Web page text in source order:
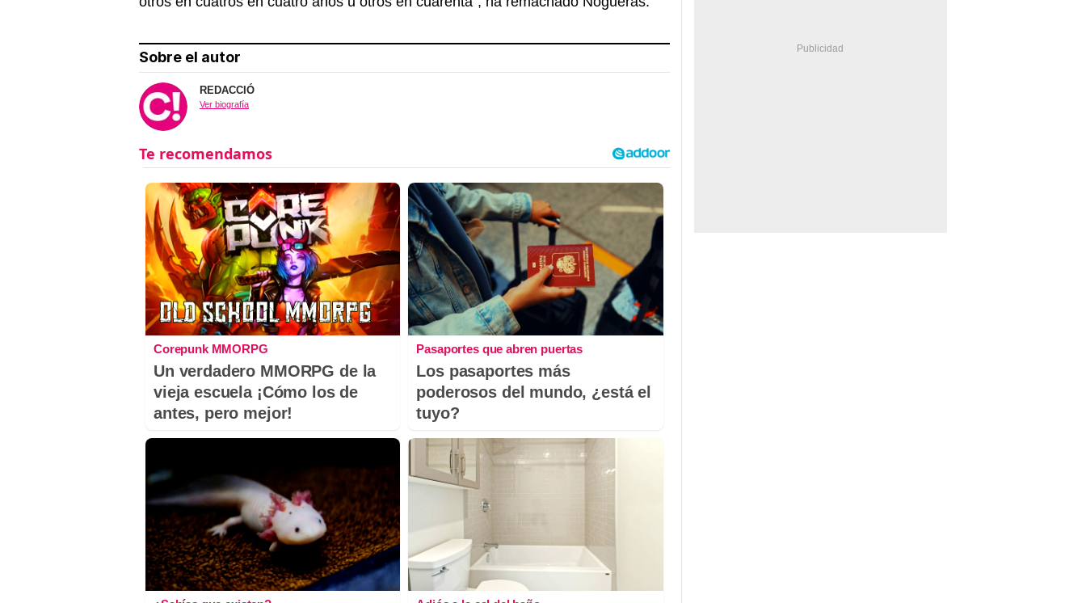
Sobre el autor
REDACCIÓ
Ver biografía
Corepunk MMORPG
Un verdadero MMORPG de la
vieja escuela ¡Cómo los de
antes, pero mejor!
Pasaportes que abren puertas
Los pasaportes más
poderosos del mundo, ¿está el
tuyo?